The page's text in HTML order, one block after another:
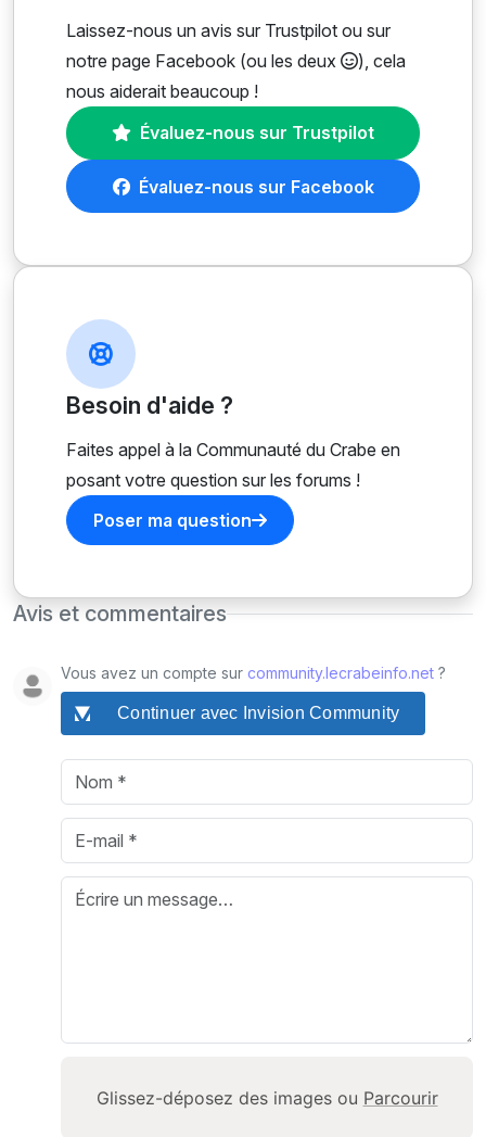
Laissez-nous un avis sur Trustpilot ou sur
notre page Facebook (ou les deux
), cela
nous aiderait beaucoup !
Évaluez-nous sur Trustpilot
Évaluez-nous sur Facebook
Besoin d'aide ?
Faites appel à la Communauté du Crabe en
posant votre question sur les forums !
Poser ma question
Avis et commentaires
Vous avez un compte sur community.lecrabeinfo.net ?
Continuer avec Invision Community
Glissez-déposez des images ou Parcourir